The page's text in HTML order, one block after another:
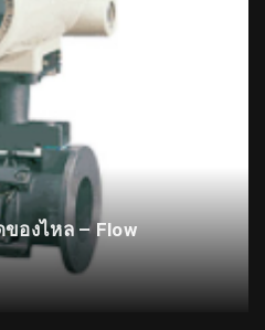
องไหล – Flow